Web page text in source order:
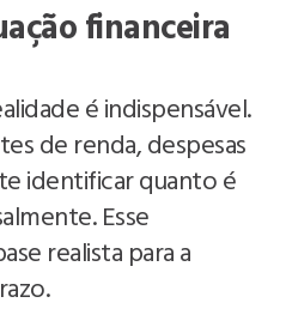
financeira
é indispensável.
de renda, despesas
identificar quanto é
Esse
realista para a